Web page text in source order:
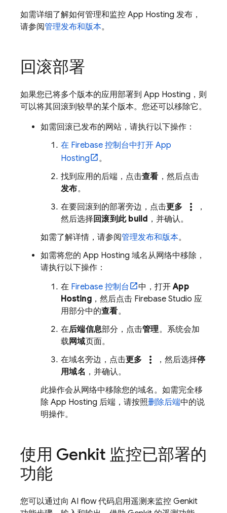
如需详细了解如何管理和监控 App Hosting 发布，
请参阅管理发布和版本。
回滚部署
如果您已将多个版本的应用部署到 App Hosting ，则
可以将其回滚到较早的某个版本。您还可以移除它。
如需回滚已发布的网站，请执行以下操作：
在 Firebase 控制台中打开 App
Hosting
。
找到应用的后端，点击查看 ，然后点击
发布。
在要回滚到的部署旁边，点击更多 more_vert
，
然后选择 回滚到此 build ，并确认。
如需了解详情，请参阅管理发布和版本。
如需将您的 App Hosting 域名从网络中移除，
请执行以下操作：
在 Firebase 控制台 中，打开App
Hosting，然后点击 Firebase Studio 应
用部分中的查看。
在后端信息部分，点击管理。系统会加
载网域页面。
在域名旁边，点击更多 more_vert ，然后选择停
用域名 ，并确认。
此操作会从网络中移除您的域名。如需完全移
除 App Hosting 后端，请按照删除后端中的说
明操作。
使用 Genkit 监控已部署的
功能
您可以通过向 AI flow 代码启用遥测来监控 Genkit